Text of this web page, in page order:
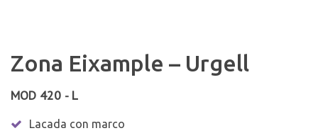
Zona Eixample – Urgell
MOD 420 - L
Lacada con marco